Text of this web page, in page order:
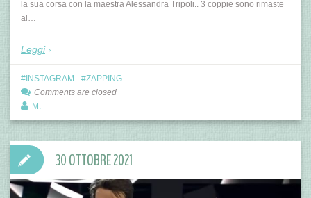
la sua corsa con la maestra Alessandra Tripoli.. 3 coppie sono rimaste
al…
Leggi
INSTAGRAM
ZAPPING
Comments are closed
M.
30 OTTOBRE 2021